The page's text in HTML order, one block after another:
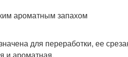
ароматным запахом
для переработки, ее